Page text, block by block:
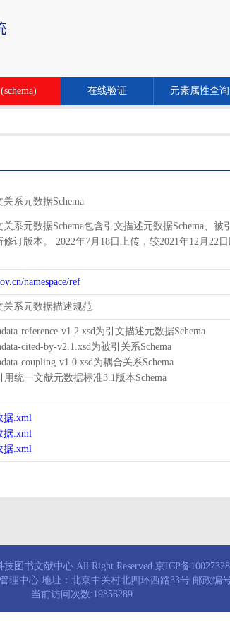
在线验证 元素属性查询
系元数据Schema
系元数据Schema包含引文描述元数据Schema、被
修订版本。 2022年7月18日上传，较2021年12月22
namespace/ref
关系元数据描述规范
reference-v1.2.xsd为引文描述元数据Schema
cited-by-v2.1.xsd为被引关系Schema
coupling-v1.0.xsd为耦合关系Schema
用统一文献元数据标准3.1版本Schema
据.xml
据.xml
据.xml
图书文献中心 All Right Reserved.京ICP备
理中心 地址：北京中关村北四环西路33号 邮政编
当前访问次数:19856289